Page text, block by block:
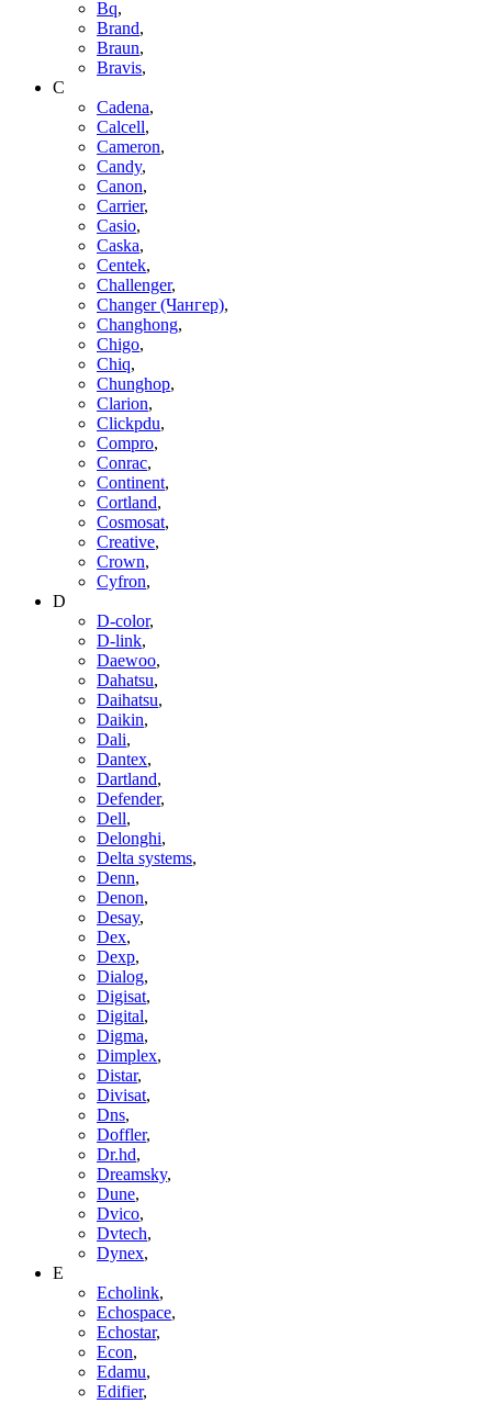
Bq,
Brand,
Braun,
Bravis,
C
Cadena,
Calcell,
Cameron,
Candy,
Canon,
Carrier,
Casio,
Caska,
Centek,
Challenger,
Changer (Чангер),
Changhong,
Chigo,
Chiq,
Chunghop,
Clarion,
Clickpdu,
Compro,
Conrac,
Continent,
Cortland,
Cosmosat,
Creative,
Crown,
Cyfron,
D
D-color,
D-link,
Daewoo,
Dahatsu,
Daihatsu,
Daikin,
Dali,
Dantex,
Dartland,
Defender,
Dell,
Delonghi,
Delta systems,
Denn,
Denon,
Desay,
Dex,
Dexp,
Dialog,
Digisat,
Digital,
Digma,
Dimplex,
Distar,
Divisat,
Dns,
Doffler,
Dr.hd,
Dreamsky,
Dune,
Dvico,
Dvtech,
Dynex,
E
Echolink,
Echospace,
Echostar,
Econ,
Edamu,
Edifier,